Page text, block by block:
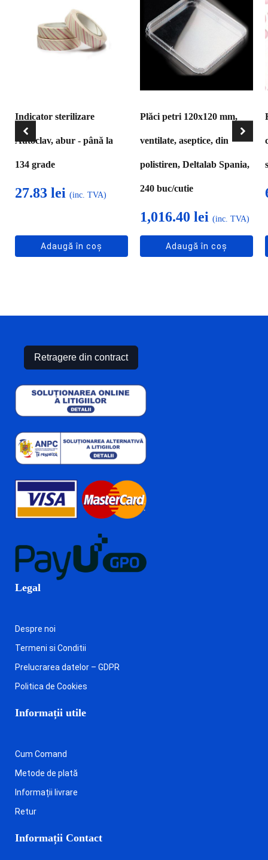
Indicator sterilizare
Autoclav, abur - până la
134 grade
27.83 lei (inc. TVA)
Adaugă în coș
Plăci petri 120x120 mm,
ventilate, aseptice, din
polistiren, Deltalab Spania,
240 buc/cutie
1,016.40 lei (inc. TVA)
Adaugă în coș
Retragere din contract
Legal
Despre noi
Termeni si Conditii
Prelucrarea datelor – GDPR
Politica de Cookies
Informații utile
Cum Comand
Metode de plată
Informații livrare
Retur
Informații Contact